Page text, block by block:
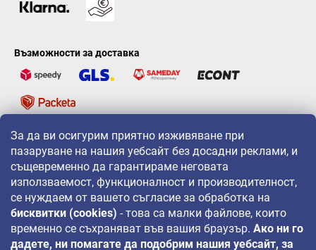
За да ви осигурим приятно изживяване при
пазаруване на нашия уебсайт без досадни реклами, и
същевременно да гарантираме неговата
използваемост, функционалност и производителност,
се нуждаем от вашето съгласие за обработка на
бисквитки (cookies) - това са малки файлове, които
временно се съхраняват във вашия браузър. Ако ни го
дадете, ни помагате да подобрим нашия уебсайт, за
Възможности за доставка
LAVONIO по света
За промоции, игри и отстъпки ни следвайте на: